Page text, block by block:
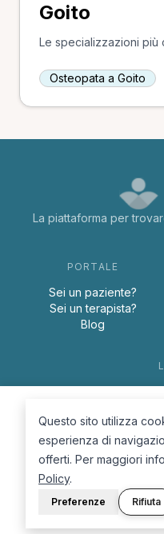
Goito
Le specializzazioni più
Osteopata a Goito
La piattaforma per
PORTALE
Sei un paziente?
Sei un terapista?
Blog
© 2026
Questo sito utilizza
esperienza di
offerti. Per maggiori
Policy.
Preferenze Rifiuta